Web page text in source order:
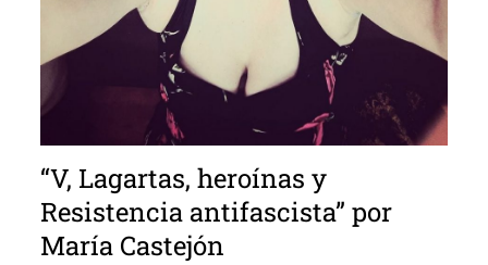
“V, Lagartas, heroínas y
Resistencia antifascista” por
María Castejón